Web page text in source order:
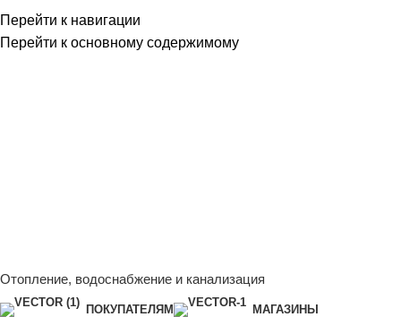
Перейти к навигации
Перейти к основному содержимому
Отопление, водоснабжение и канализация
ПОКУПАТЕЛЯМ МАГАЗИНЫ